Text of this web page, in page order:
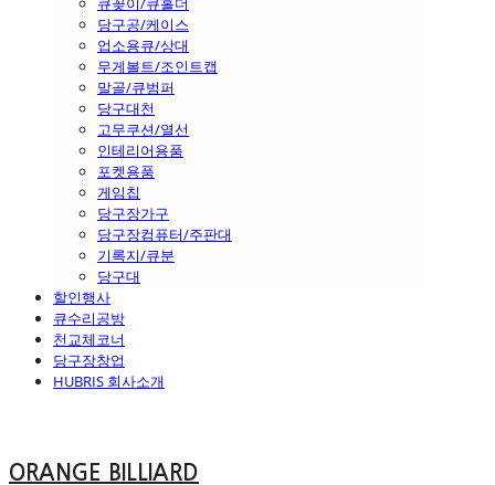
당구공/케이스
업소용큐/상대
무게볼트/조인트캡
말골/큐범퍼
당구대천
고무쿠션/열선
인테리어용품
포켓용품
게임칩
당구장가구
당구장컴퓨터/주판대
기록지/큐분
당구대
할인행사
큐수리공방
천교체코너
당구장창업
HUBRIS 회사소개
ORANGE BILLIARD